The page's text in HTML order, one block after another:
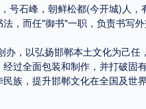
多
号石峰，朝鲜松都(今开城)人
，而任"御书"一职，负责书写
办，以弘扬邯郸本土文化为己
过全面包装和制作，并打破
族，提升邯郸文化在全国及世